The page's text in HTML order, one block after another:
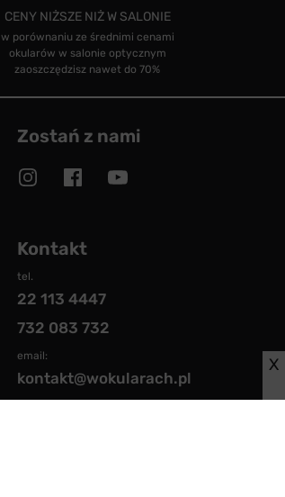
CENY NIŻSZE NIŻ W SALONIE
w porównaniu ze średnimi cenami
okularów w salonie optycznym
zaoszczędzisz nawet do 70%
Zostań z nami
Kontakt
tel.
22 113 4447
732 083 732
email:
kontakt@wokularach.pl
X